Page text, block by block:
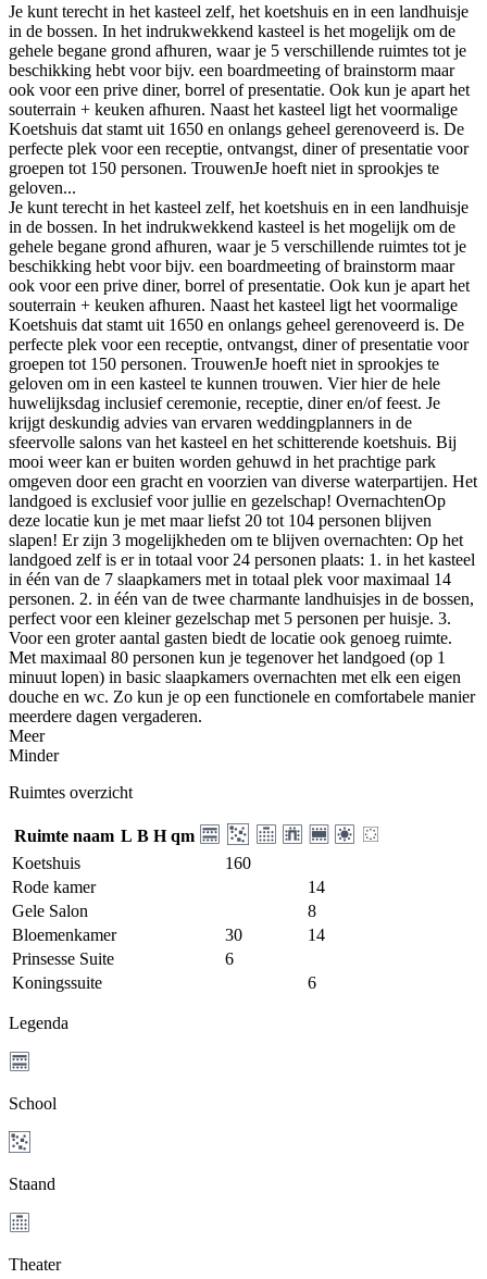
Je kunt terecht in het kasteel zelf, het koetshuis en in een landhuisje
in de bossen. In het indrukwekkend kasteel is het mogelijk om de
gehele begane grond afhuren, waar je 5 verschillende ruimtes tot je
beschikking hebt voor bijv. een boardmeeting of brainstorm maar
ook voor een prive diner, borrel of presentatie. Ook kun je apart het
souterrain + keuken afhuren. Naast het kasteel ligt het voormalige
Koetshuis dat stamt uit 1650 en onlangs geheel gerenoveerd is. De
perfecte plek voor een receptie, ontvangst, diner of presentatie voor
groepen tot 150 personen. TrouwenJe hoeft niet in sprookjes te
geloven...
Je kunt terecht in het kasteel zelf, het koetshuis en in een landhuisje
in de bossen. In het indrukwekkend kasteel is het mogelijk om de
gehele begane grond afhuren, waar je 5 verschillende ruimtes tot je
beschikking hebt voor bijv. een boardmeeting of brainstorm maar
ook voor een prive diner, borrel of presentatie. Ook kun je apart het
souterrain + keuken afhuren. Naast het kasteel ligt het voormalige
Koetshuis dat stamt uit 1650 en onlangs geheel gerenoveerd is. De
perfecte plek voor een receptie, ontvangst, diner of presentatie voor
groepen tot 150 personen. TrouwenJe hoeft niet in sprookjes te
geloven om in een kasteel te kunnen trouwen. Vier hier de hele
huwelijksdag inclusief ceremonie, receptie, diner en/of feest. Je
krijgt deskundig advies van ervaren weddingplanners in de
sfeervolle salons van het kasteel en het schitterende koetshuis. Bij
mooi weer kan er buiten worden gehuwd in het prachtige park
omgeven door een gracht en voorzien van diverse waterpartijen. Het
landgoed is exclusief voor jullie en gezelschap! OvernachtenOp
deze locatie kun je met maar liefst 20 tot 104 personen blijven
slapen! Er zijn 3 mogelijkheden om te blijven overnachten: Op het
landgoed zelf is er in totaal voor 24 personen plaats: 1. in het kasteel
in één van de 7 slaapkamers met in totaal plek voor maximaal 14
personen. 2. in één van de twee charmante landhuisjes in de bossen,
perfect voor een kleiner gezelschap met 5 personen per huisje. 3.
Voor een groter aantal gasten biedt de locatie ook genoeg ruimte.
Met maximaal 80 personen kun je tegenover het landgoed (op 1
minuut lopen) in basic slaapkamers overnachten met elk een eigen
douche en wc. Zo kun je op een functionele en comfortabele manier
meerdere dagen vergaderen.
Meer
Minder
Ruimtes overzicht
Ruimte naam L B H qm
Koetshuis
160
Rode kamer
14
Gele Salon
8
Bloemenkamer
30
14
Prinsesse Suite
6
Koningssuite
6
Legenda
School
Staand
Theater